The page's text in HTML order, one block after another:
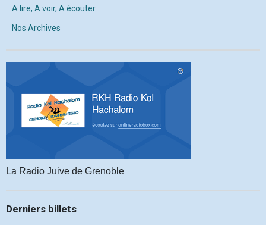
A lire, A voir, A écouter
Nos Archives
La Radio Juive de Grenoble
Derniers billets